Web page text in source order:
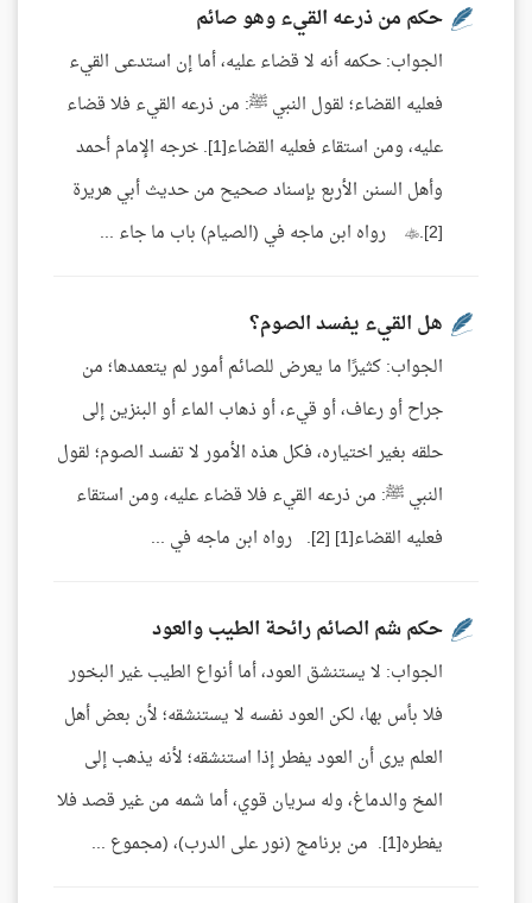
حكم من ذرعه القيء وهو صائم
الجواب: حكمه أنه لا قضاء عليه، أما إن استدعى القيء
فعليه القضاء؛ لقول النبي ﷺ: من ذرعه القيء فلا قضاء
عليه، ومن استقاء فعليه القضاء[1]. خرجه الإمام أحمد
وأهل السنن الأربع بإسناد صحيح من حديث أبي هريرة
.[2] رواه ابن ماجه في (الصيام) باب ما جاء ...
هل القيء يفسد الصوم؟
الجواب: كثيرًا ما يعرض للصائم أمور لم يتعمدها؛ من
جراح أو رعاف، أو قيء، أو ذهاب الماء أو البنزين إلى
حلقه بغير اختياره، فكل هذه الأمور لا تفسد الصوم؛ لقول
النبي ﷺ: من ذرعه القيء فلا قضاء عليه، ومن استقاء
فعليه القضاء[1] [2]. رواه ابن ماجه في ...
حكم شم الصائم رائحة الطيب والعود
الجواب: لا يستنشق العود، أما أنواع الطيب غير البخور
فلا بأس بها، لكن العود نفسه لا يستنشقه؛ لأن بعض أهل
العلم يرى أن العود يفطر إذا استنشقه؛ لأنه يذهب إلى
المخ والدماغ، وله سريان قوي، أما شمه من غير قصد فلا
يفطره[1]. من برنامج (نور على الدرب)، (مجموع ...